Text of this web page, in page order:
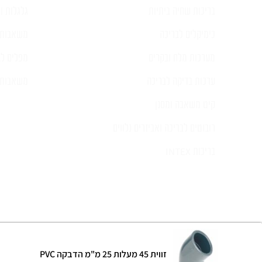
© כל הזכויות שמורות 2024 | הצהרת נגישות לוקספול שירותי זווית 45 מעלות 25 מ"מ הדבקה PVC